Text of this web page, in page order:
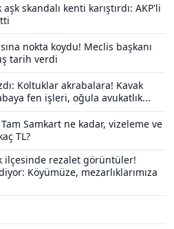
skandalı kenti karıştırdı: AKP'li
nokta koydu! Meclis başkanı
tarih verdi
Koltuklar akrabalara! Kavak
fen işleri, oğula avukatlık...
Samkart ne kadar, vizeleme ve
TL?
ilçesinde rezalet görüntüler!
Köyümüze, mezarlıklarımıza